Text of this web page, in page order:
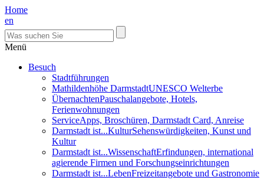
Home
en
Menü
Besuch
Stadtführungen
Mathildenhöhe DarmstadtUNESCO Welterbe
ÜbernachtenPauschalangebote, Hotels,
Ferienwohnungen
ServiceApps, Broschüren, Darmstadt Card, Anreise
Darmstadt ist...KulturSehenswürdigkeiten, Kunst und
Kultur
Darmstadt ist...WissenschaftErfindungen, international
agierende Firmen und Forschungseinrichtungen
Darmstadt ist...LebenFreizeitangebote und Gastronomie